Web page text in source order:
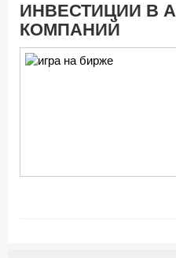
ИНВЕСТИЦИИ В
КОМПАНИЙ